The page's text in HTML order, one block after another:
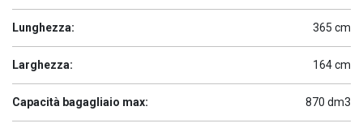
Lunghezza: 365 cm
Larghezza: 164 cm
Capacità bagagliaio max: 870 dm3